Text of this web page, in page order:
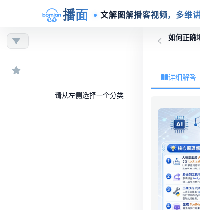
播面 文解图解播客视频，多维
请从左侧选择一个分类
如何正确
详细解答